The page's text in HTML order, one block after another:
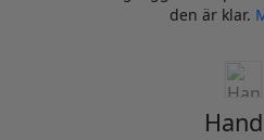
den är klar.